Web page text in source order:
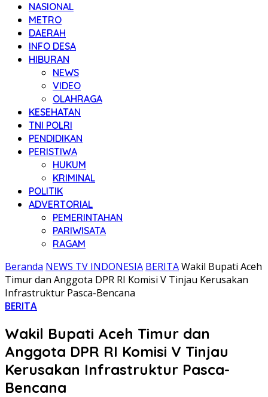
NASIONAL
METRO
DAERAH
INFO DESA
HIBURAN
NEWS
VIDEO
OLAHRAGA
KESEHATAN
TNI POLRI
PENDIDIKAN
PERISTIWA
HUKUM
KRIMINAL
POLITIK
ADVERTORIAL
PEMERINTAHAN
PARIWISATA
RAGAM
Beranda NEWS TV INDONESIA BERITAWakil Bupati Aceh
Timur dan Anggota DPR RI Komisi V Tinjau Kerusakan
Infrastruktur Pasca-Bencana
BERITA
Wakil Bupati Aceh Timur dan
Anggota DPR RI Komisi V Tinjau
Kerusakan Infrastruktur Pasca-
Bencana